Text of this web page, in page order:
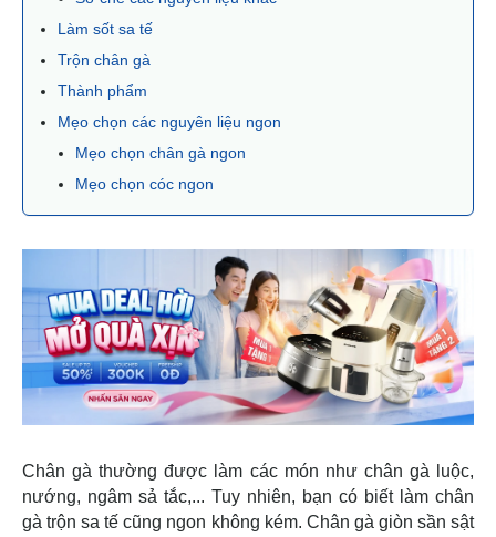
Làm sốt sa tế
Trộn chân gà
Thành phẩm
Mẹo chọn các nguyên liệu ngon
Mẹo chọn chân gà ngon
Mẹo chọn cóc ngon
Chân gà thường được làm các món như chân gà luộc,
nướng, ngâm sả tắc,... Tuy nhiên, bạn có biết làm chân
gà trộn sa tế cũng ngon không kém. Chân gà giòn sần sật